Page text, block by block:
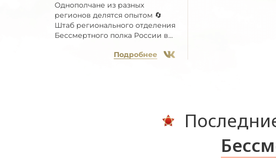
Однополчане из разных
регионов делятся опытом 🔄
Штаб регионального отделения
Бессмертного полка России в...
Подробнее